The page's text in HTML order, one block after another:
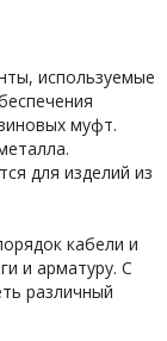
используемые
муфт.
для изделий из
кабели и
и арматуру. С
различный